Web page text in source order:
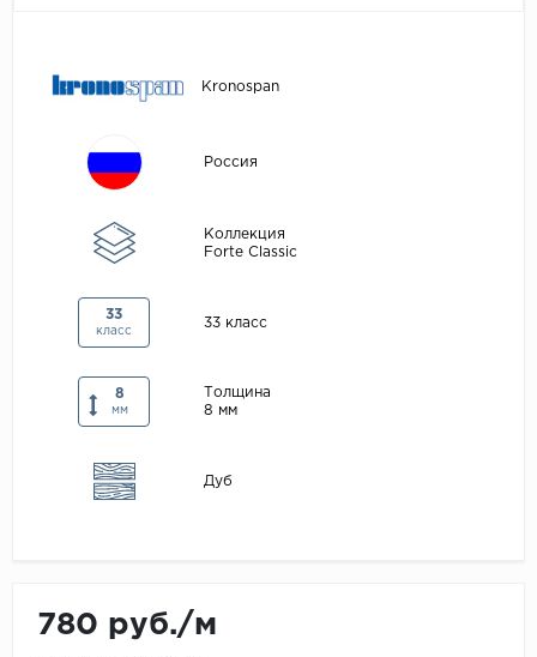
Kronospan
Россия
Коллекция
Forte Classic
33
класс
33 класс
8
мм
Толщина
8 мм
Дуб
780 руб./м